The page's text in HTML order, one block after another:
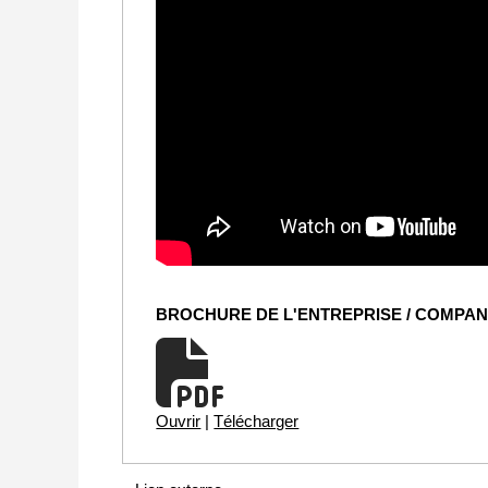
BROCHURE DE L'ENTREPRISE /
Ouvrir | Télécharger